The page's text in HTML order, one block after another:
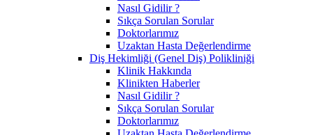
Nasıl Gidilir ?
Sıkça Sorulan Sorular
Doktorlarımız
Uzaktan Hasta Değerlendirme
Diş Hekimliği (Genel Diş) Polikliniği
Klinik Hakkında
Klinikten Haberler
Nasıl Gidilir ?
Sıkça Sorulan Sorular
Doktorlarımız